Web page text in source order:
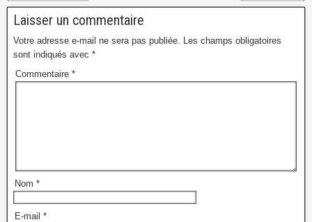
Laisser un commentaire
Votre adresse e-mail ne sera pas publiée.
Les champs obligatoires
sont indiqués avec *
Commentaire *
Nom *
E-mail *